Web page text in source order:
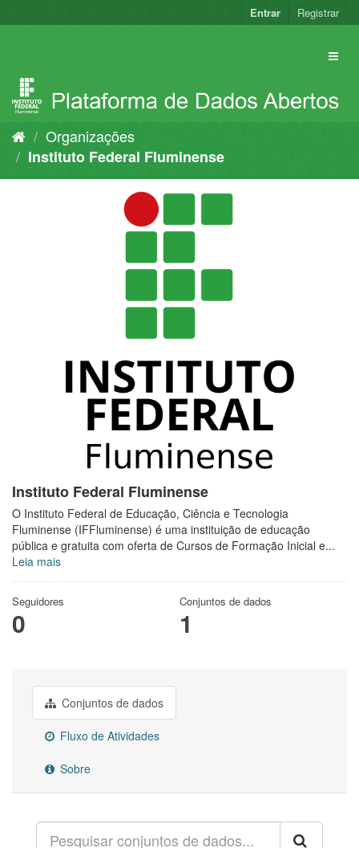
para
Entrar Registrar
Organizações
Instituto Federal Fluminense
Instituto Federal Fluminense
O Instituto Federal de Educação, Ciência e Tecnologia
Fluminense (IFFluminense) é uma instituição de educação
pública e gratuita com oferta de Cursos de Formação Inicial e...
Leia mais
Seguidores
0
Conjuntos de dados
1
Conjuntos de dados
Fluxo de Atividades
Sobre